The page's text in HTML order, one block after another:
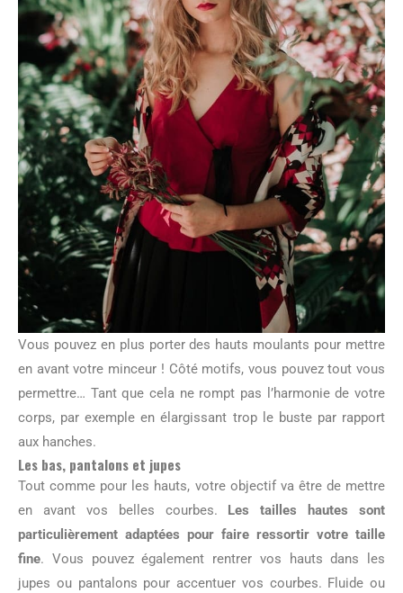
Vous pouvez en plus porter des hauts moulants pour mettre
en avant votre minceur ! Côté motifs, vous pouvez tout vous
permettre… Tant que cela ne rompt pas l’harmonie de votre
corps, par exemple en élargissant trop le buste par rapport
aux hanches.
Les bas, pantalons et jupes
Tout comme pour les hauts, votre objectif va être de mettre
en avant vos belles courbes. Les tailles hautes sont
particulièrement adaptées pour faire ressortir votre taille
fine. Vous pouvez également rentrer vos hauts dans les
jupes ou pantalons pour accentuer vos courbes. Fluide ou